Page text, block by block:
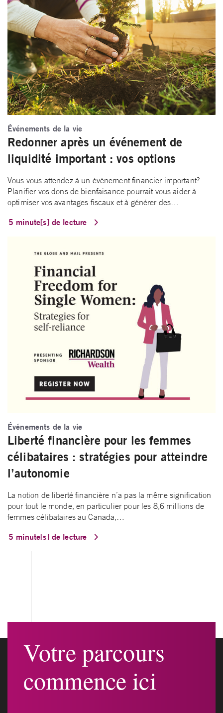
Événements de la vie
Redonner après un événement de
liquidité important : vos options
Vous vous attendez à un événement financier important?
Planifier vos dons de bienfaisance pourrait vous aider à
optimiser vos avantages fiscaux et à générer des…
5 minute[s] de lecture
Événements de la vie
Liberté financière pour les femmes
célibataires : stratégies pour atteindre
l’autonomie
La notion de liberté financière n’a pas la même signification
pour tout le monde, en particulier pour les 8,6 millions de
femmes célibataires au Canada,…
5 minute[s] de lecture
Votre parcours
commence ici